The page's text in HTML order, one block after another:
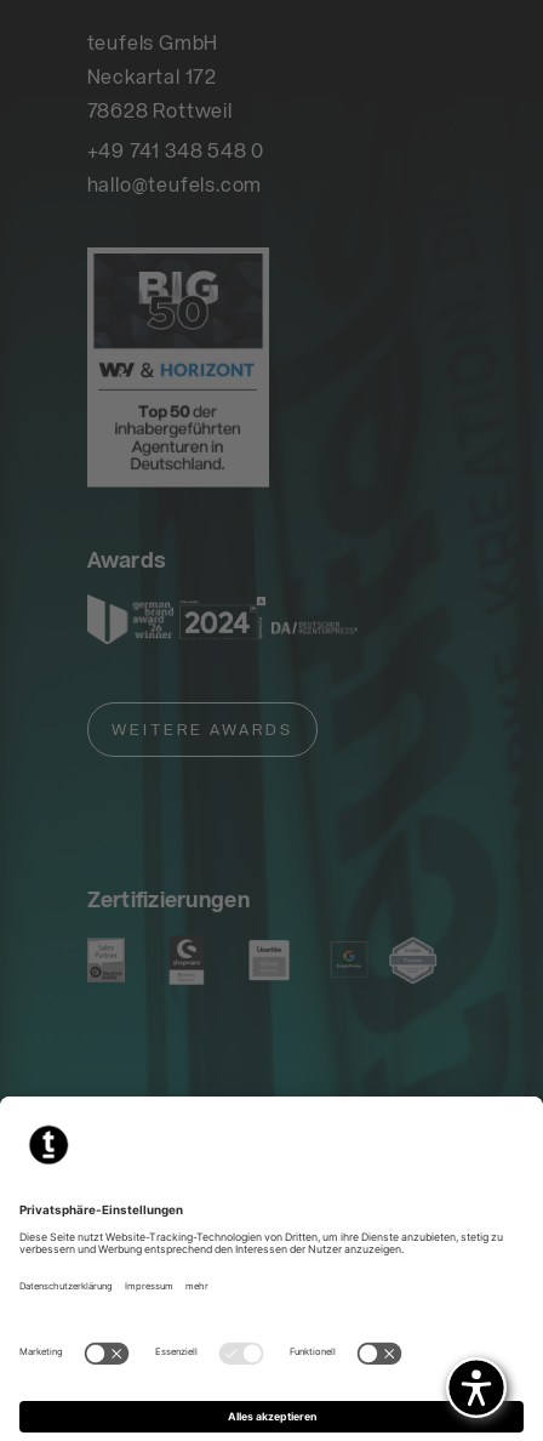
teufels GmbH
Neckartal 172
78628 Rottweil
+49 741 348 548 0
hallo@teufels.com
Awards
WEITERE AWARDS
Zertifizierungen
Datenschutzerklärung